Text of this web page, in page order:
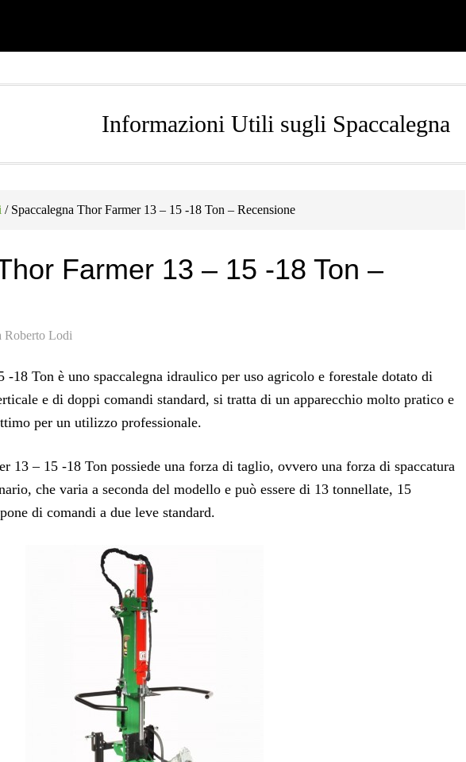
Informazioni Utili sugli Spaccalegna
/Spaccalegna Thor Farmer 13 – 15 -18 Ton – Recensione
Farmer 13 – 15 -18 Ton –
Roberto Lodi
-18 Ton è uno spaccalegna idraulico per uso agricolo e forestale dotato di
e di doppi comandi standard, si tratta di un apparecchio molto pratico e
per un utilizzo professionale.
13 – 15 -18 Ton possiede una forza di taglio, ovvero una forza di spaccatura
che varia a seconda del modello e può essere di 13 tonnellate, 15
di comandi a due leve standard.